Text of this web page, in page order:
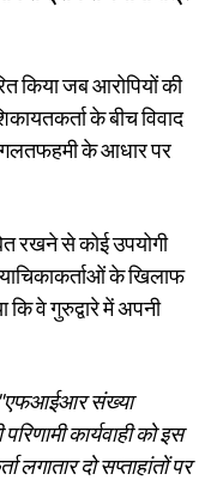
किया जब आरोपियों की
के बीच विवाद
गलतफहमी के आधार पर
रखने से कोई उपयोगी
याचिकाकर्ताओं के खिलाफ
वे गुरुद्वारे में अपनी
"एफआईआर संख्या
कार्यवाही को इस
लगातार दो सप्ताहांतों पर